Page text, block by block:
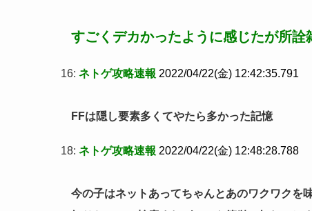
すごくデカかったように感じたが所詮
16: ネトゲ攻略速報 2022/04/22(金) 12:42:35.791
FFは隠し要素多くてやたら多かった記憶
18: ネトゲ攻略速報 2022/04/22(金) 12:48:28.788
今の子はネットあってちゃんとあのワクワクを